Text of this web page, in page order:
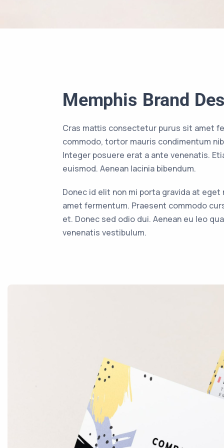
Memphis Brand
Cras mattis consectetur purus sit amet
commodo, tortor mauris condimentum
Integer posuere erat a ante venenatis.
euismod. Aenean lacinia bibendum.
Donec id elit non mi porta gravida at
amet fermentum. Praesent commodo
et. Donec sed odio dui. Aenean eu leo
venenatis vestibulum.